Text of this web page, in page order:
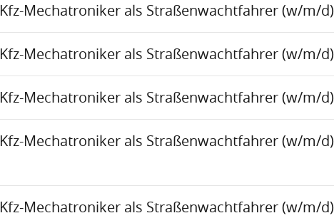
Kfz-Mechatroniker als Straßenwachtfahrer (w/m/d)
Kfz-Mechatroniker als Straßenwachtfahrer (w/m/d)
Kfz-Mechatroniker als Straßenwachtfahrer (w/m/d)
Kfz-Mechatroniker als Straßenwachtfahrer (w/m/d)
Kfz-Mechatroniker als Straßenwachtfahrer (w/m/d)